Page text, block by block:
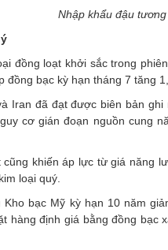
Nhập khẩu đậu
đồng loạt khởi sắc trong
bạc kỳ hạn tháng 7 tăng
Iran đã đạt được biên bản
cơ gián đoạn nguồn cung
cũng khiến áp lực từ giá
loại quý.
bạc Mỹ kỳ hạn 10 năm
hàng định giá bằng đồng